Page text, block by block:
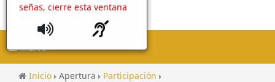
señas, cierre esta ventana
MENU
Inicio Apertura
Participación